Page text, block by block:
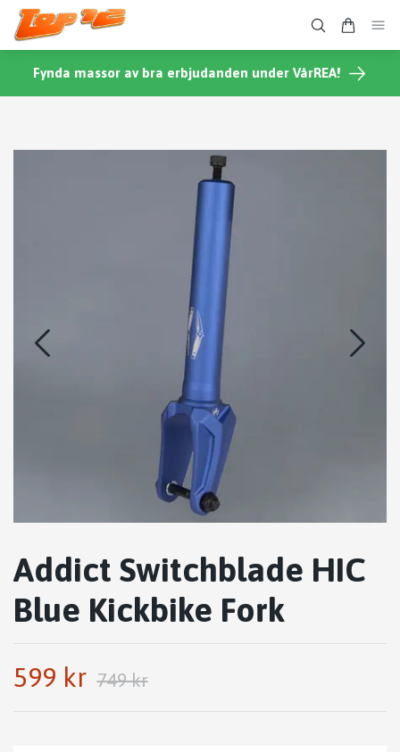
Fynda massor av bra erbjudanden under VårREA!
Addict Switchblade HIC
Blue Kickbike Fork
599 kr 749 kr